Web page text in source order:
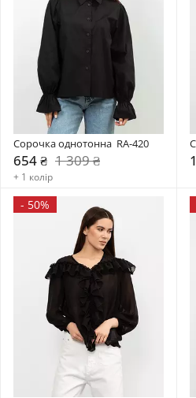
Сорочка однотонна  RA-420
654 ₴ 1 309 ₴
+ 1 колір
- 50%